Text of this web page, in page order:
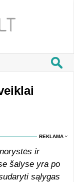
REKLAMA
ir
šalyse yra po
sąlygas